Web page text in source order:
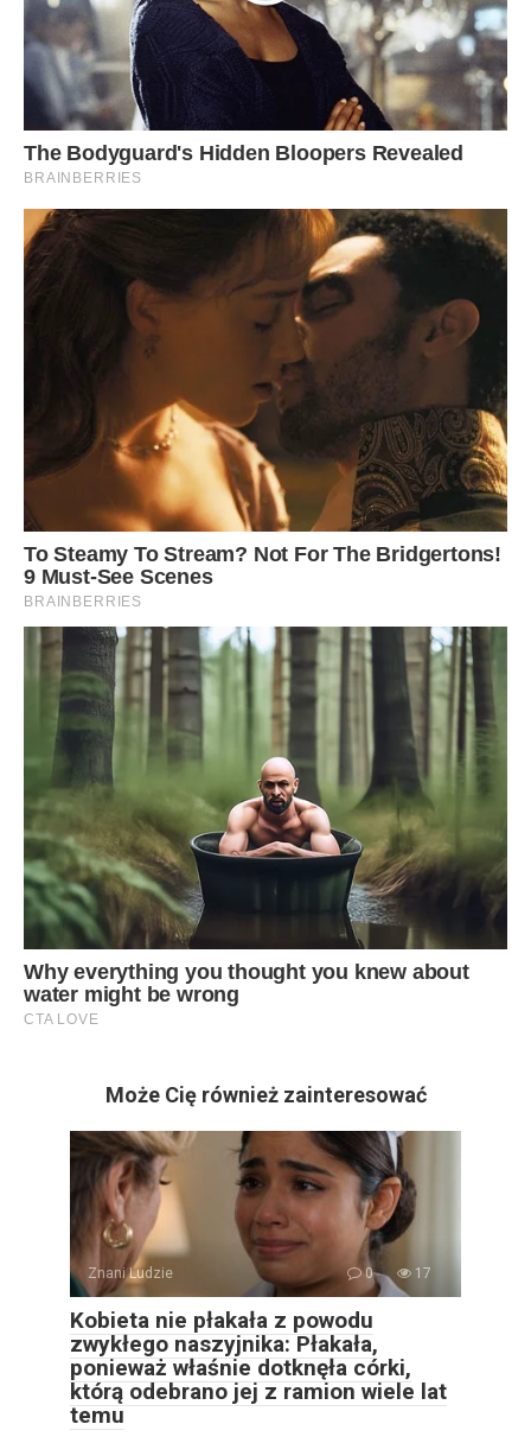
Może Cię również zainteresować
Znani Ludzie 0 17
Kobieta nie płakała z powodu
zwykłego naszyjnika: Płakała,
ponieważ właśnie dotknęła córki,
którą odebrano jej z ramion wiele lat
temu